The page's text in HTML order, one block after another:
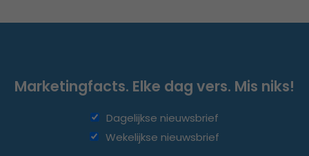
Marketingfacts. Elke dag vers. Mis niks!
Dagelijkse nieuwsbrief
Wekelijkse nieuwsbrief